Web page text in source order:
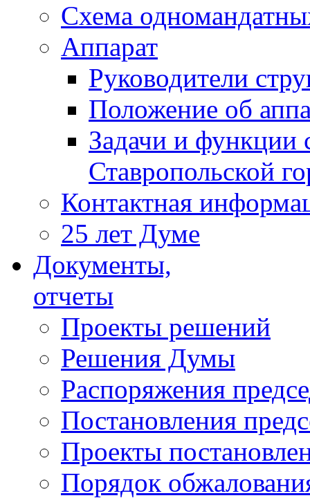
Схема
Аппарат
Руководители
Положение об
Задачи и функции
Ставропольской
Контактная
25 лет Думе
Документы,
отчеты
Проекты решений
Решения Думы
Распоряжения
Постановления
Проекты
Порядок